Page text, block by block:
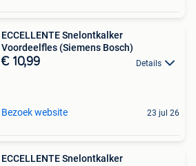
ECCELLENTE Snelontkalker
Voordeelfles (Siemens Bosch)
€ 10,99 Details
Bezoek website 23 jul 26
ECCELLENTE Snelontkalker